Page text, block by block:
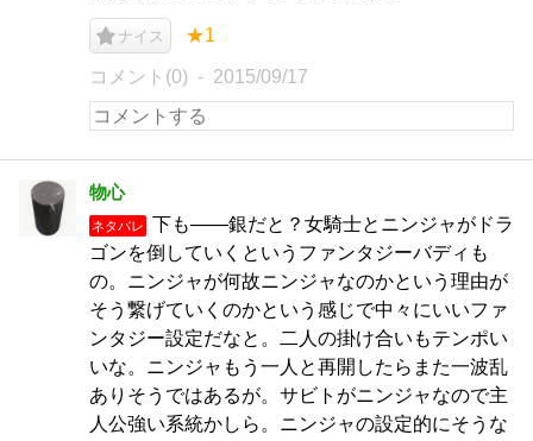
ナイス ★1
コメント(0) 2015/09/17
物心
ネタバレ
下も――銀だと？女騎士とニンジャがドラ
ゴンを倒していくというファンタジーバディも
の。ニンジャが何故ニンジャなのかという理由が
そう繋げていくのかという感じで中々にいいファ
ンタジー設定だなと。二人の掛け合いもテンポい
いな。ニンジャもう一人と再開したらまた一波乱
ありそうではあるが。サビトがニンジャなので主
人公強い系統かしら。ニンジャの設定的にそうな